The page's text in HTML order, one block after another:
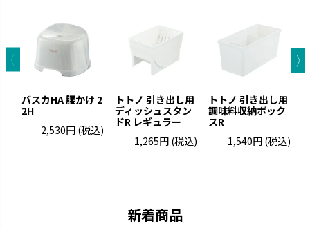
シェリー
バスカHA 腰かけ 2
2H
2,530円 (税込)
トトノ 引き出し用
ディッシュスタン
ドR レギュラー
1,265円 (税込)
トトノ 引き出し用
調味料収納ボック
スR
1,540円 (税込)
新着商品